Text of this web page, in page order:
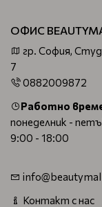
ОФИС
гр. София,
7
0882009872
Работно
понеделник -
9:00 - 18:00
Контакт с нас